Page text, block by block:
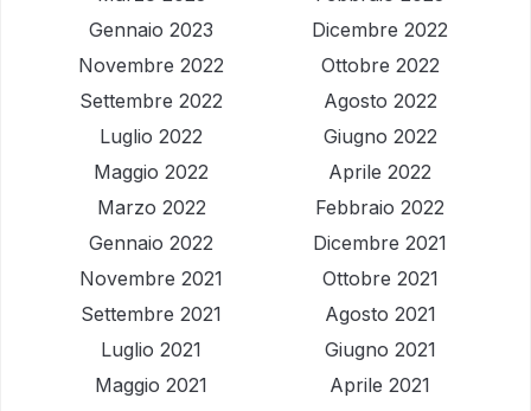
Gennaio 2023
Dicembre 2022
Novembre 2022
Ottobre 2022
Settembre 2022
Agosto 2022
Luglio 2022
Giugno 2022
Maggio 2022
Aprile 2022
Marzo 2022
Febbraio 2022
Gennaio 2022
Dicembre 2021
Novembre 2021
Ottobre 2021
Settembre 2021
Agosto 2021
Luglio 2021
Giugno 2021
Maggio 2021
Aprile 2021